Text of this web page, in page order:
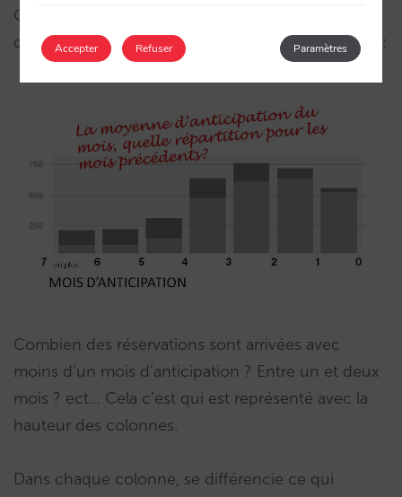
C’est seulement une moyenne, qui peut se
décomposer et être présentée avec plus de détail :
Combien des réservations sont arrivées avec
moins d’un mois d’anticipation ? Entre un et deux
mois ? ect… Cela c’est qui est représenté avec la
hauteur des colonnes.
Dans chaque colonne, se différencie ce qui
Accepter Paramètres
Refuser